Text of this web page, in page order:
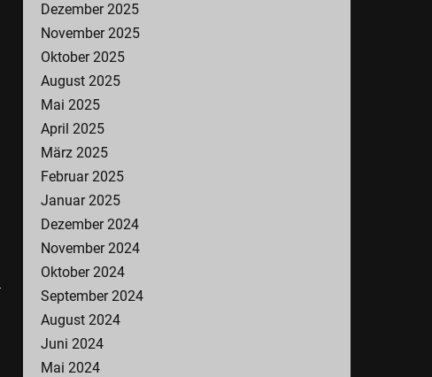
Dezember 2025
November 2025
Oktober 2025
August 2025
Mai 2025
April 2025
März 2025
Februar 2025
Januar 2025
Dezember 2024
November 2024
Oktober 2024
September 2024
August 2024
Juni 2024
Mai 2024